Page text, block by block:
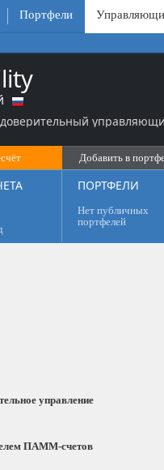
Портфели
Добавить в
0
ПОРТФЕЛИ
Нет публичных
портфелей
управление
ПАММ-счетов